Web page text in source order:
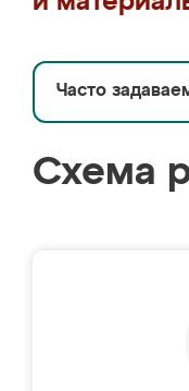
Часто
Схема